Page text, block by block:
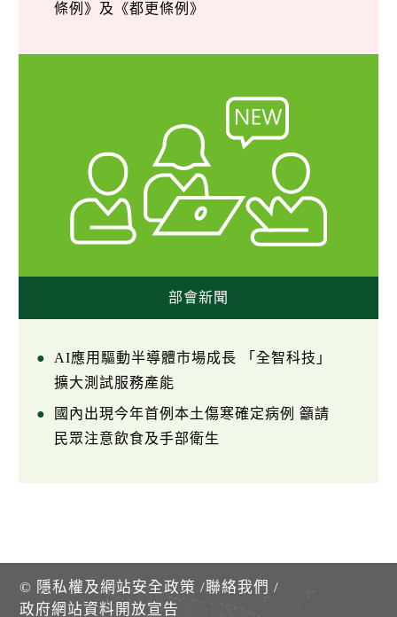
條例》及《都更條例》
部會新聞
AI應用驅動半導體市場成長 「全智科技」
擴大測試服務產能
國內出現今年首例本土傷寒確定病例 籲請
民眾注意飲食及手部衛生
© 隱私權及網站安全政策 /聯絡我們 /
政府網站資料開放宣告